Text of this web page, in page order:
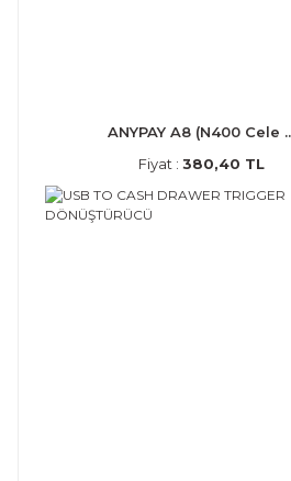
ANYPAY A8 (N400 Cele
Fiyat : 380,40 TL